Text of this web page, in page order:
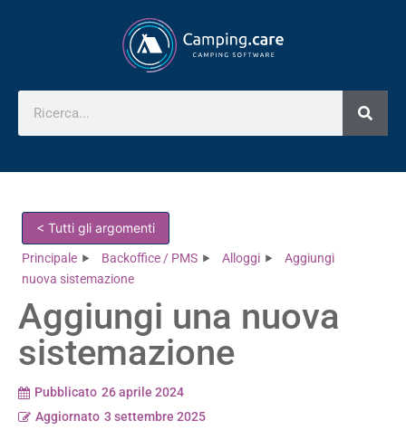
< Tutti gli argomenti
Principale Backoffice / PMS Alloggi
Aggiungi
nuova sistemazione
Aggiungi una nuova
sistemazione
Pubblicato 26 aprile 2024
Aggiornato 3 settembre 2025